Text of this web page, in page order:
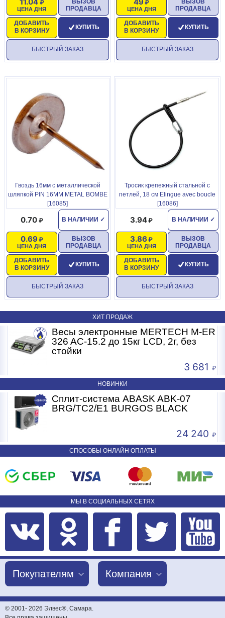
ЦЕНА ДНЯ
ДОБАВИТЬ
В КОРЗИНУ
ВЫЗОВ
ПРОДАВЦА
КУПИТЬ
БЫСТРЫЙ ЗАКАЗ
ЦЕНА ДНЯ
ДОБАВИТЬ
В КОРЗИНУ
ВЫЗОВ
ПРОДАВЦА
КУПИТЬ
БЫСТРЫЙ ЗАКАЗ
Гвоздь 16мм с металлической
шляпкой PIN 16ММ METAL BOMBE
[16085]
В НАЛИЧИИ ✓
0.70
ЦЕНА ДНЯ
0.69
ДОБАВИТЬ
В КОРЗИНУ
ВЫЗОВ
ПРОДАВЦА
КУПИТЬ
БЫСТРЫЙ ЗАКАЗ
Тросик крепежный стальной с
петлей, 18 см Elingue avec boucle
[16086]
В НАЛИЧИИ ✓
3.94
ЦЕНА ДНЯ
3.86
ДОБАВИТЬ
В КОРЗИНУ
ВЫЗОВ
ПРОДАВЦА
КУПИТЬ
БЫСТРЫЙ ЗАКАЗ
ХИТ ПРОДАЖ
Весы электронные MERTECH M-ER
326 AC-15.2 до 15кг LCD, 2г, без
стойки
3 681
НОВИНКИ
Сплит-система ABASK ABK-07
BRG/TC2/E1 BURGOS BLACK
24 240
СПОСОБЫ ОНЛАЙН ОПЛАТЫ
МЫ В СОЦИАЛЬНЫХ СЕТЯХ
Покупателям Компания
© 2001- 2026 Элвес®, Самара.